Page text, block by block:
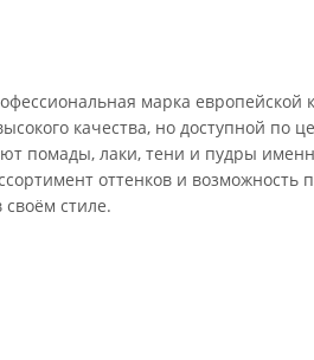
марка европейской
качества, но доступной
помады, лаки, тени и пудры
оттенков и возможность
своём стиле.